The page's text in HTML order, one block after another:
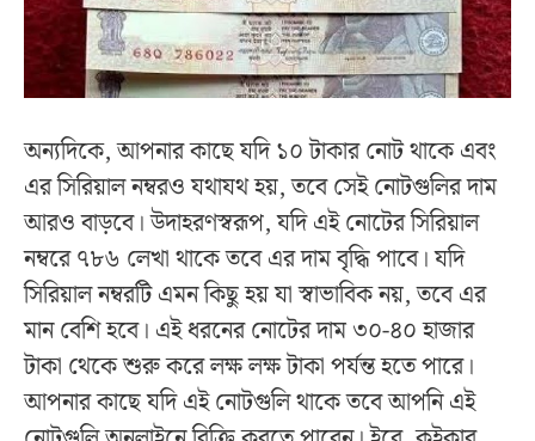
অন্যদিকে, আপনার কাছে যদি ১০ টাকার নোট থাকে এবং
এর সিরিয়াল নম্বরও যথাযথ হয়, তবে সেই নোটগুলির দাম
আরও বাড়বে। উদাহরণস্বরূপ, যদি এই নোটের সিরিয়াল
নম্বরে ৭৮৬ লেখা থাকে তবে এর দাম বৃদ্ধি পাবে। যদি
সিরিয়াল নম্বরটি এমন কিছু হয় যা স্বাভাবিক নয়, তবে এর
মান বেশি হবে। এই ধরনের নোটের দাম ৩০-৪০ হাজার
টাকা থেকে শুরু করে লক্ষ লক্ষ টাকা পর্যন্ত হতে পারে।
আপনার কাছে যদি এই নোটগুলি থাকে তবে আপনি এই